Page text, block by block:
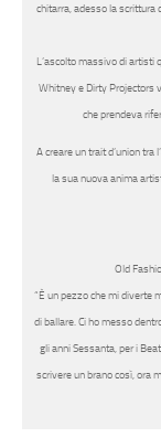
chitarra, adesso la scrittura
L’ascolto massivo di artisti
Whitney e Dirty Projectors
che prendeva
A creare un trait d’union tra
la sua nuova anima
Old
“È un pezzo che mi diverte
di ballare. Ci ho messo
gli anni Sessanta, per i
scrivere un brano così, ora